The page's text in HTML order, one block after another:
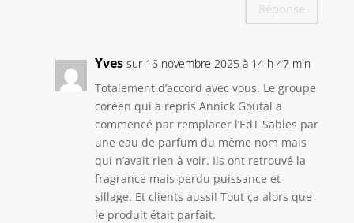
Réponse
Yves sur 16 novembre 2025 à 14 h 47 min
Totalement d’accord avec vous. Le groupe
coréen qui a repris Annick Goutal a
commencé par remplacer l’EdT Sables par
une eau de parfum du même nom mais
qui n’avait rien à voir. Ils ont retrouvé la
fragrance mais perdu puissance et
sillage. Et clients aussi! Tout ça alors que
le produit était parfait.